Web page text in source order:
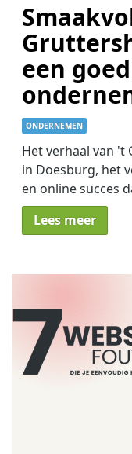
een
ONDERNEMEN
Het verhaal van 't
in Doesburg, het
en online succes
Lees meer